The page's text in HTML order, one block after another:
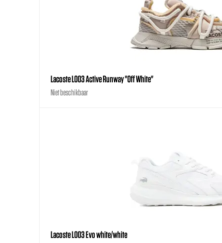
Lacoste L003 Active Runway "Off White"
Niet beschikbaar
Lacoste L003 Evo white/white